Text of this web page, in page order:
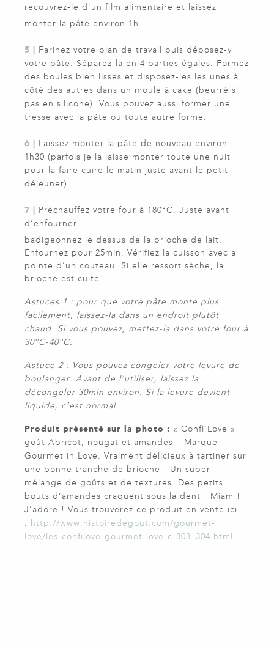
recouvrez-le d’un film alimentaire et laissez
monter la pâte environ 1h.
5 | Farinez votre plan de travail puis déposez-y
votre pâte. Séparez-la en 4 parties égales. Formez
des boules bien lisses et disposez-les les unes à
côté des autres dans un moule à cake (beurré si
pas en silicone). Vous pouvez aussi former une
tresse avec la pâte ou toute autre forme.
6 | Laissez monter la pâte de nouveau environ
1h30 (parfois je la laisse monter toute une nuit
pour la faire cuire le matin juste avant le petit
déjeuner).
7 | Préchauffez votre four à 180°C. Juste avant
d’enfourner,
badigeonnez le dessus de la brioche de lait.
Enfournez pour 25min. Vérifiez la cuisson avec a
pointe d’un couteau. Si elle ressort sèche, la
brioche est cuite.
Astuces 1 : pour que votre pâte monte plus
facilement, laissez-la dans un endroit plutôt
chaud. Si vous pouvez, mettez-la dans votre four à
30°C-40°C.
Astuce 2 : Vous pouvez congeler votre levure de
boulanger. Avant de l’utiliser, laissez la
décongeler 30min environ. Si la levure devient
liquide, c’est normal.
Produit présenté sur la photo : « Confi’Love »
goût Abricot, nougat et amandes – Marque
Gourmet in Love. Vraiment délicieux à tartiner sur
une bonne tranche de brioche ! Un super
mélange de goûts et de textures. Des petits
bouts d’amandes craquent sous la dent ! Miam !
J’adore ! Vous trouverez ce produit en vente ici
: http://www.histoiredegout.com/gourmet-
love/les-confilove-gourmet-love-c-303_304.html